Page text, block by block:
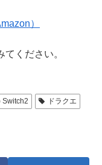
）
てください。
Switch2
ドラクエ